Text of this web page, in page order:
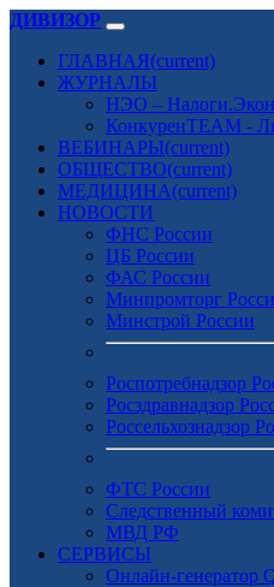
ДИВИЗОР
ГЛАВНАЯ(current)
ЖУРНАЛЫ
НЭО –
КонкуренTEAM -
ВЕБИНАРЫ(current)
ОБЩЕСТВО(current)
МЕДИЦИНА(current)
НОВОСТИ
ФНС России
ЦБ России
ФАС России
Минпромторг
Минстрой России
Роспотребнадзор
Росздравнадзор
Россельхознадзор
ФТС России
Следственный
МВД РФ
СЕРВИСЫ
Онлайн-генератор